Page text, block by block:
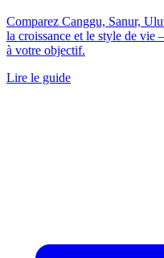
Comparez Canggu, Sanur,
la croissance et le style de vie
à votre objectif.
Lire le guide